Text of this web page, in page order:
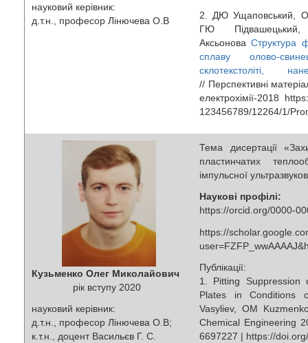
науковий керівник:
д.т.н., професор Лінючева О.В
2. ДЮ Ущаповський,
ГЮ
АксьоноваСтруктура
сплаву олово-
склотекстоліті,
// Перспективні
електрохімії-2018
123456789/12264/1/
Кузьменко Олег Миколайович
рік вступу 2020
науковий керівник:
д.т.н., професор Лінючева О.В;
к.т.н., доцент Васильєв Г. С.
Тема дисертації
пластинчатих
імпульсної
Наукові профілі:
https://orcid.org/0000-
https://
Публікації:
1. Pitting Suppression
Plates in Conditions
Vasyliev, OM
Chemical Engineering
6697227 | https://